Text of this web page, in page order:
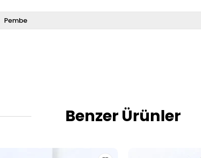
Pembe
Benzer Ürünler